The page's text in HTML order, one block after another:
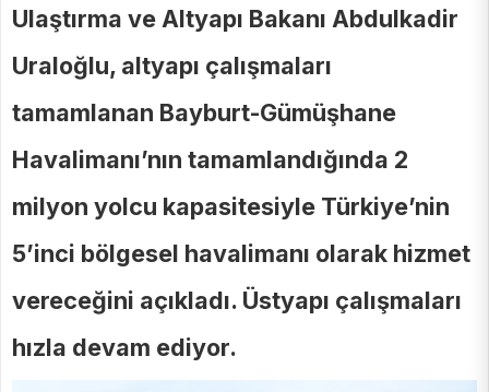
Ulaştırma ve Altyapı Bakanı Abdulkadir
Uraloğlu, altyapı çalışmaları
tamamlanan Bayburt-Gümüşhane
Havalimanı’nın tamamlandığında 2
milyon yolcu kapasitesiyle Türkiye’nin
5’inci bölgesel havalimanı olarak hizmet
vereceğini açıkladı. Üstyapı çalışmaları
hızla devam ediyor.